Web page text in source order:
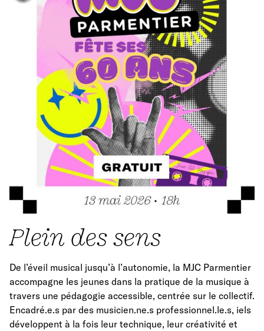
Plein des sens
De l’éveil musical jusqu’à l’autonomie, la MJC Parmentier
accompagne les jeunes dans la pratique de la musique à
travers une pédagogie accessible, centrée sur le collectif.
Encadré.e.s par des musicien.ne.s professionnel.le.s, iels
développent à la fois leur technique, leur créativité et